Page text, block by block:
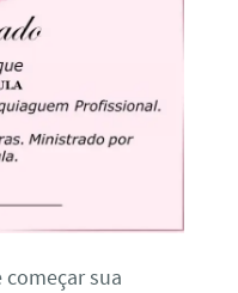
sua